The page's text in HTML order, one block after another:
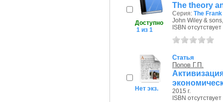
Доступно
1 из 1
The theory
Серия: The
John Wiley &
ISBN отсутствует
Нет экз.
Статья
Попов Г.П.
2015 г.
ISBN отсутствует